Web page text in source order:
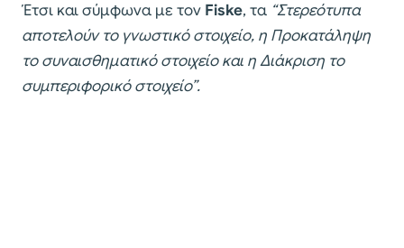
Έτσι και σύμφωνα με τον Fiske, τα “Στερεότυπα
αποτελούν το γνωστικό στοιχείο, η Προκατάληψη
το συναισθηματικό στοιχείο και η Διάκριση το
συμπεριφορικό στοιχείο”.